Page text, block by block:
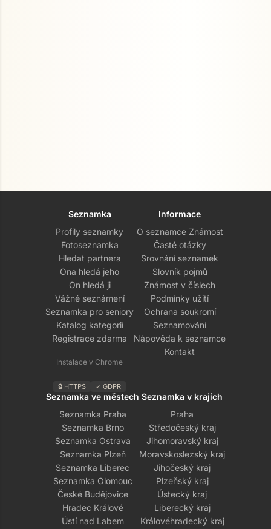
Seznamka
Profily seznamky
Fotoseznamka
Hledat partnera
Ona hledá jeho
On hledá ji
Vážné seznámení
Seznamka pro seniory
Katalog kategorií
Registrace zdarma
Instalace v Chrome
🔒 HTTPS ✓ GDPR
Informace
O seznamce Známost
Časté otázky
Srovnání seznamek
Slovník pojmů
Známost v číslech
Podmínky užití
Ochrana soukromí
Seznamování
Nápověda k seznamce
Kontakt
Seznamka ve městech
Seznamka Praha
Seznamka Brno
Seznamka Ostrava
Seznamka Plzeň
Seznamka Liberec
Seznamka Olomouc
České Budějovice
Hradec Králové
Ústí nad Labem
Seznamka v krajích
Praha
Středočeský kraj
Jihomoravský kraj
Moravskoslezský kraj
Jihočeský kraj
Plzeňský kraj
Ústecký kraj
Liberecký kraj
Královéhradecký kraj